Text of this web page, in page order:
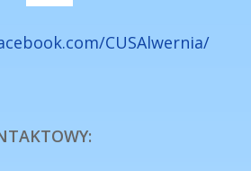
CUSAlwernia/